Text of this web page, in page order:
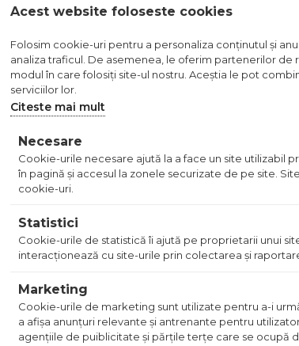
Vezi detalii
PE COMANDA
WETTERBEST TIGLA
Vezi detalii
Acest website foloseste cookies
Folosim cookie-uri pentru a personaliza conținutul și
analiza traficul. De asemenea, le oferim partenerilor
modul în care folosiți site-ul nostru. Aceștia le pot
serviciilor lor.
Citeste mai mult
Necesare
Cookie-urile necesare ajută la a face un site utilizabil
în pagină şi accesul la zonele securizate de pe site.
cookie-uri.
Statistici
Cookie-urile de statistică îi ajută pe proprietarii unui
interacţionează cu site-urile prin colectarea şi
Marketing
Cookie-urile de marketing sunt utilizate pentru a-i
a afişa anunţuri relevante şi antrenante pentru
agenţiile de puiblicitate şi părţile terţe care se ocupă